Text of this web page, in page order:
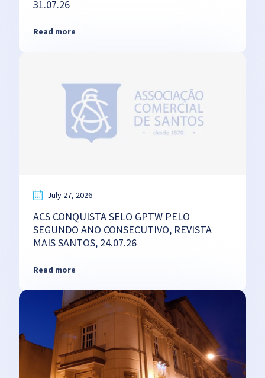
31.07.26
Read more
July 27, 2026
ACS CONQUISTA SELO GPTW PELO
SEGUNDO ANO CONSECUTIVO, REVISTA
MAIS SANTOS, 24.07.26
Read more